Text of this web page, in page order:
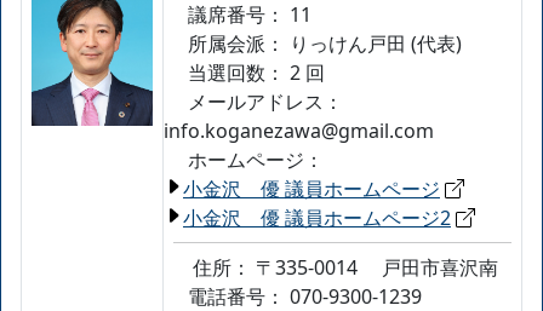
議席番号： 11
所属会派：
りっけん戸田 (代表)
当選回数： 2 回
メールアドレス：
info.koganezawa@gmail.com
ホームページ：
小金沢 優 議員ホームページ
小金沢 優 議員ホームページ2
住所： 〒335-0014
戸田市喜沢南
電話番号： 070-9300-1239